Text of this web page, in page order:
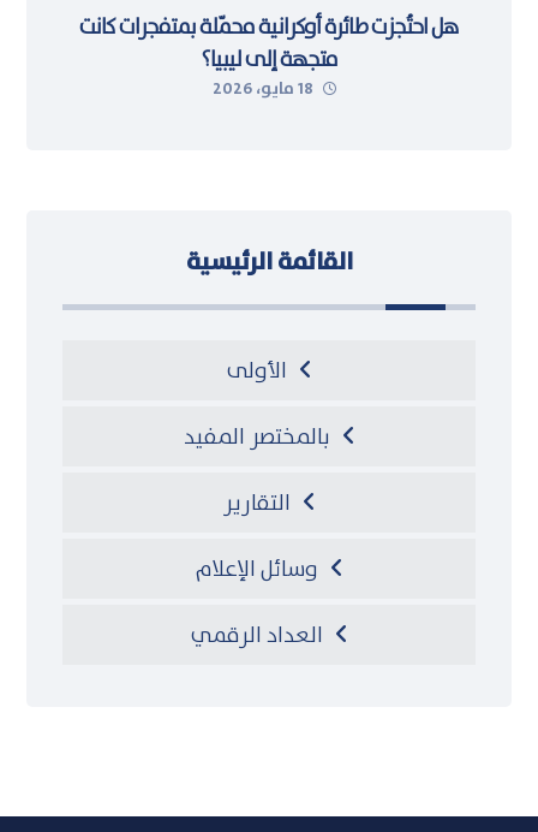
هل احتُجزت طائرة أوكرانية محمّلة بمتفجرات كانت
متجهة إلى ليبيا؟
18 مايو، 2026
القائمة الرئيسية
الأولى
بالمختصر المفيد
التقارير
وسائل الإعلام
العداد الرقمي